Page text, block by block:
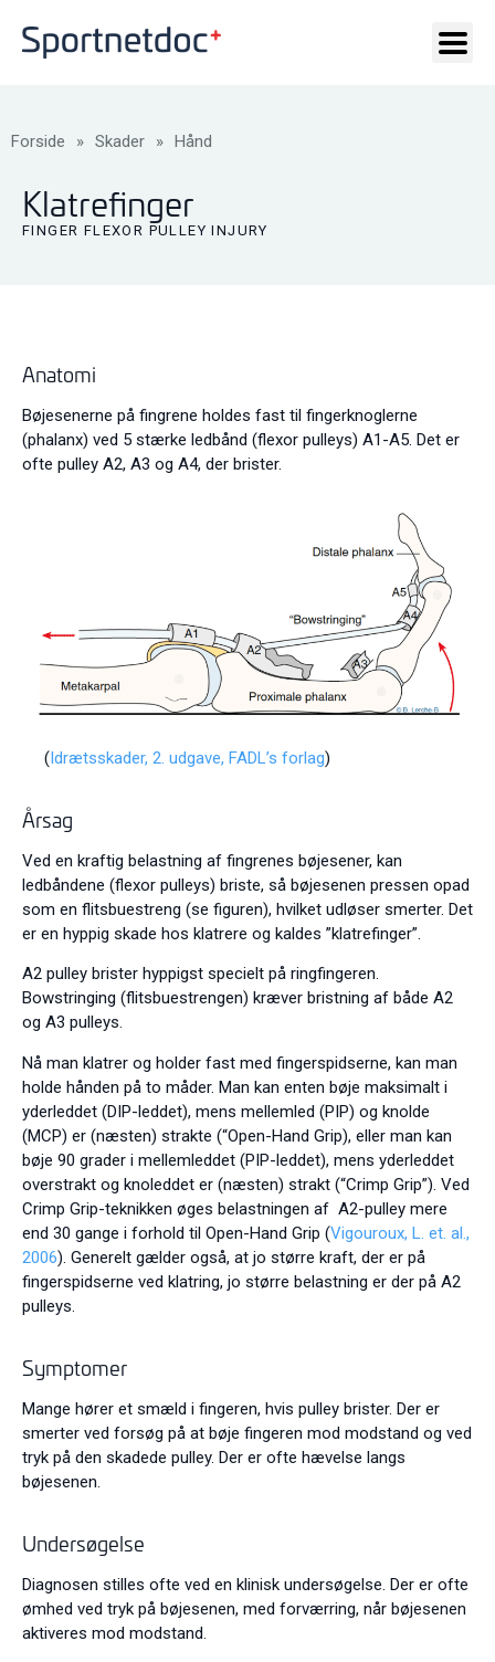
Forside » Skader » Hånd
Klatrefinger
FINGER FLEXOR PULLEY INJURY
Anatomi
Bøjesenerne på fingrene holdes fast til fingerknoglerne
(phalanx) ved 5 stærke ledbånd (flexor pulleys) A1-A5. Det er
ofte pulley A2, A3 og A4, der brister.
(Idrætsskader, 2. udgave, FADL’s forlag)
Årsag
Ved en kraftig belastning af fingrenes bøjesener, kan
ledbåndene (flexor pulleys) briste, så bøjesenen pressen opad
som en flitsbuestreng (se figuren), hvilket udløser smerter. Det
er en hyppig skade hos klatrere og kaldes ”klatrefinger”.
A2 pulley brister hyppigst specielt på ringfingeren.
Bowstringing (flitsbuestrengen) kræver bristning af både A2
og A3 pulleys.
Nå man klatrer og holder fast med fingerspidserne, kan man
holde hånden på to måder. Man kan enten bøje maksimalt i
yderleddet (DIP-leddet), mens mellemled (PIP) og knolde
(MCP) er (næsten) strakte (“Open-Hand Grip), eller man kan
bøje 90 grader i mellemleddet (PIP-leddet), mens yderleddet
overstrakt og knoleddet er (næsten) strakt (“Crimp Grip”). Ved
Crimp Grip-teknikken øges belastningen af A2-pulley mere
end 30 gange i forhold til Open-Hand Grip (Vigouroux, L. et. al.,
2006). Generelt gælder også, at jo større kraft, der er på
fingerspidserne ved klatring, jo større belastning er der på A2
pulleys.
Symptomer
Mange hører et smæld i fingeren, hvis pulley brister. Der er
smerter ved forsøg på at bøje fingeren mod modstand og ved
tryk på den skadede pulley. Der er ofte hævelse langs
bøjesenen.
Undersøgelse
Diagnosen stilles ofte ved en klinisk undersøgelse. Der er ofte
ømhed ved tryk på bøjesenen, med forværring, når bøjesenen
aktiveres mod modstand.